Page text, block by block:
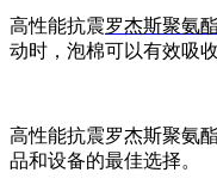
高性能抗震罗杰斯聚氨
动时，泡棉可以有效吸
高性能抗震罗杰斯聚氨
品和设备的最佳选择。